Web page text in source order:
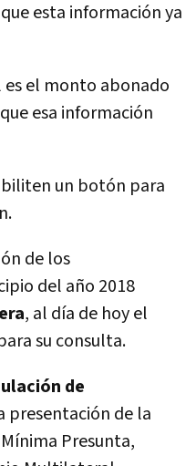
esta información ya
es el monto abonado
esa información
un botón para
de los
del año 2018
, al dí­a de hoy el
su consulta.
de
presentación de la
Presunta,